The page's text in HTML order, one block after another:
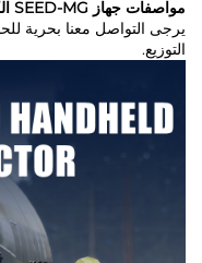
مواصفات جهاز SEED-MG الكاشف المحمول للغاز
يرجى التواصل معنا بحرية
التوزيع.